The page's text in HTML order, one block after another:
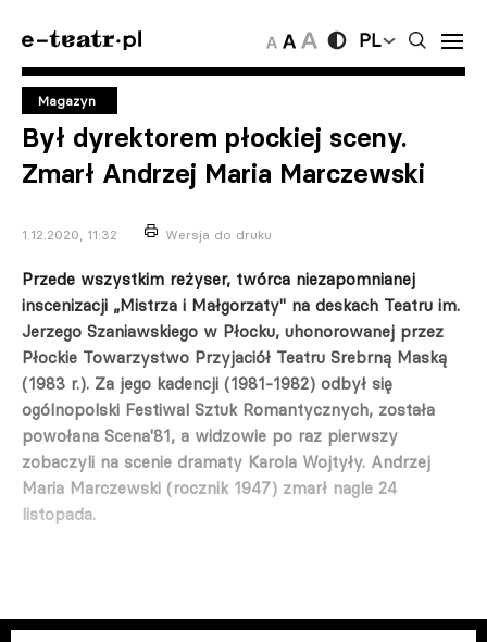
PL
Magazyn
Był dyrektorem płockiej sceny.
Zmarł Andrzej Maria Marczewski
1.12.2020, 11:32 Wersja do druku
Przede wszystkim reżyser, twórca niezapomnianej
inscenizacji „Mistrza i Małgorzaty" na deskach Teatru im.
Jerzego Szaniawskiego w Płocku, uhonorowanej przez
Płockie Towarzystwo Przyjaciół Teatru Srebrną Maską
(1983 r.). Za jego kadencji (1981-1982) odbył się
ogólnopolski Festiwal Sztuk Romantycznych, została
powołana Scena'81, a widzowie po raz pierwszy
zobaczyli na scenie dramaty Karola Wojtyły. Andrzej
Maria Marczewski (rocznik 1947) zmarł nagle 24
listopada.